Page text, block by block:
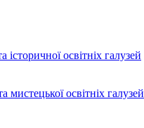
освітніх галузей
мистецької освітніх галузей